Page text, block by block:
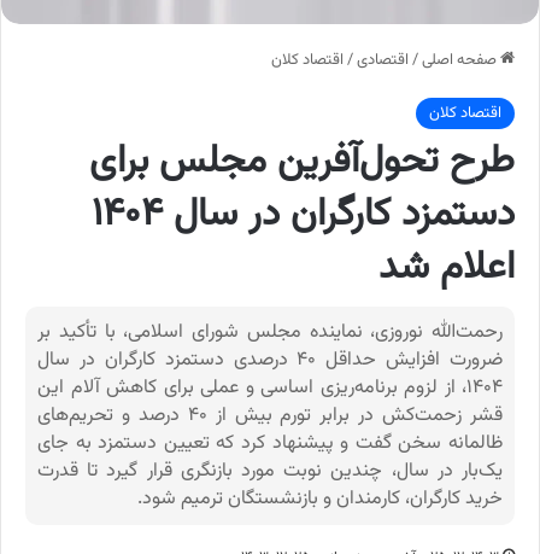
صفحه اصلی/ اقتصادی/ اقتصاد کلان
اقتصاد کلان
طرح تحول‌آفرین مجلس برای
دستمزد کارگران در سال ۱۴۰۴
اعلام شد
رحمت‌الله نوروزی، نماینده مجلس شورای اسلامی، با تأکید بر
ضرورت افزایش حداقل ۴۰ درصدی دستمزد کارگران در سال
۱۴۰۴، از لزوم برنامه‌ریزی اساسی و عملی برای کاهش آلام این
قشر زحمت‌کش در برابر تورم بیش از ۴۰ درصد و تحریم‌های
ظالمانه سخن گفت و پیشنهاد کرد که تعیین دستمزد به جای
یک‌بار در سال، چندین نوبت مورد بازنگری قرار گیرد تا قدرت
خرید کارگران، کارمندان و بازنشستگان ترمیم شود.